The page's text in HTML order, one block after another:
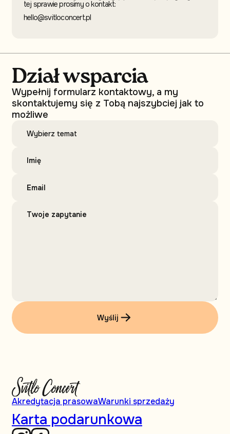
tej sprawie prosimy o kontakt:
hello@svitloconcert.pl
Dział wsparcia
Wypełnij formularz kontaktowy, a my
skontaktujemy się z Tobą najszybciej jak to
możliwe
Wyślij
Akredytacja prasowaWarunki sprzedaży
Karta podarunkowa